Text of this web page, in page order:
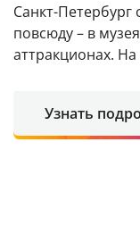
Санкт-Петербург
повсюду – в
аттракционах.
Узнать